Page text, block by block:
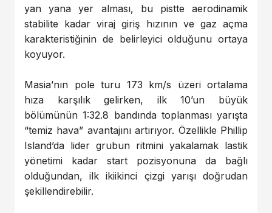
yan yana yer alması, bu pistte aerodinamik
stabilite kadar viraj giriş hızının ve gaz açma
karakteristiğinin de belirleyici olduğunu ortaya
koyuyor.
Masia’nın pole turu 173 km/s üzeri ortalama
hıza karşılık gelirken, ilk 10’un büyük
bölümünün 1:32.8 bandında toplanması yarışta
“temiz hava” avantajını artırıyor. Özellikle Phillip
Island’da lider grubun ritmini yakalamak lastik
yönetimi kadar start pozisyonuna da bağlı
olduğundan, ilk ikiikinci çizgi yarışı doğrudan
şekillendirebilir.